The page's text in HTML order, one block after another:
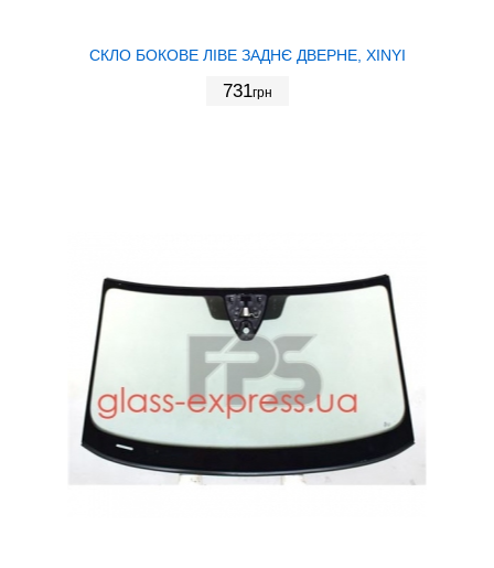
СКЛО БОКОВЕ ЛІВЕ ЗАДНЄ ДВЕРНЕ, XINYI
731грн